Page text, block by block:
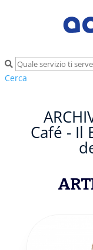
Cerca
Café - Il